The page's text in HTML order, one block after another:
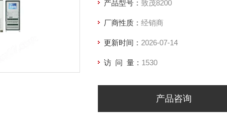
产品型号： 致茂8200
厂商性质： 经销商
更新时间： 2026-07-14
访 问 量： 1530
产品咨询